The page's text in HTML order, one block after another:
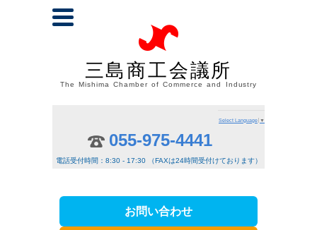
三島商工会議所
The Mishima Chamber of Commerce and Industry
Select Language ▼
055-975-4441
電話受付時間：8:30 - 17:30 （FAXは24時間受付けております）
お問い合わせ